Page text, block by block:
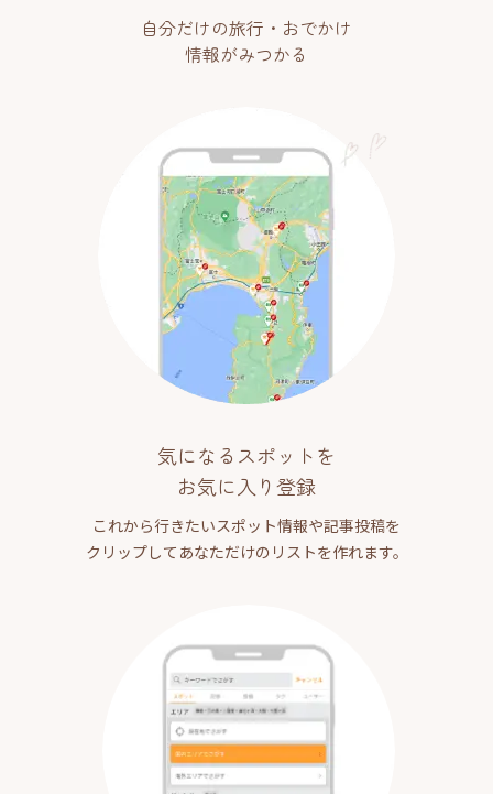
自分だけの旅行・おでかけ
情報がみつかる
気になるスポットを
お気に入り登録
これから行きたいスポット情報や記事投稿を
クリップしてあなただけのリストを作れます。